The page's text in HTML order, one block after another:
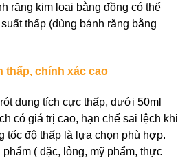
răng kim loại bằng đồng có thể
thấp (dùng bánh răng bằng
chính xác cao
dung tích cực thấp, dưới 50ml
có giá trị cao, hạn chế sai lệch khi
tốc độ thấp là lựa chọn phù hợp.
phẩm ( đặc, lỏng, mỹ phẩm, thực